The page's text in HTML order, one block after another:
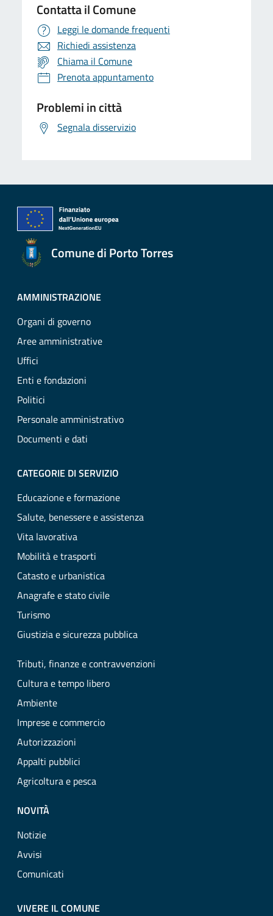
Contatta il Comune
Leggi le domande frequenti
Richiedi assistenza
Chiama il Comune
Prenota appuntamento
Problemi in città
Segnala disservizio
Comune di Porto Torres
AMMINISTRAZIONE
Organi di governo
Aree amministrative
Uffici
Enti e fondazioni
Politici
Personale amministrativo
Documenti e dati
CATEGORIE DI SERVIZIO
Educazione e formazione
Salute, benessere e assistenza
Vita lavorativa
Mobilità e trasporti
Catasto e urbanistica
Anagrafe e stato civile
Turismo
Giustizia e sicurezza pubblica
Tributi, finanze e contravvenzioni
Cultura e tempo libero
Ambiente
Imprese e commercio
Autorizzazioni
Appalti pubblici
Agricoltura e pesca
NOVITÀ
Notizie
Avvisi
Comunicati
VIVERE IL COMUNE